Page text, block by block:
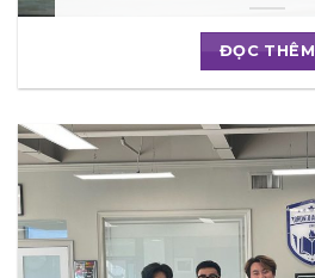
ĐỌC THÊM